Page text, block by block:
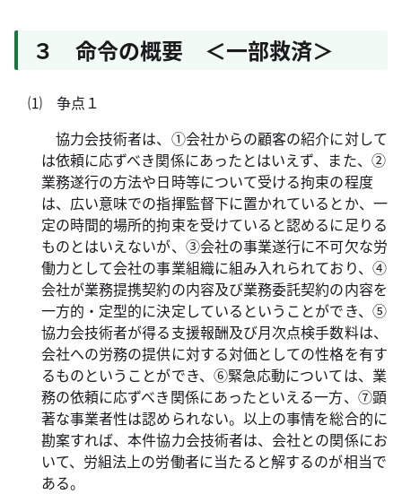
３ 命令の概要 ＜一部救済＞
⑴ 争点１
協力会技術者は、①会社からの顧客の紹介に対して
は依頼に応ずべき関係にあったとはいえず、また、②
業務遂行の方法や日時等について受ける拘束の程度
は、広い意味での指揮監督下に置かれているとか、一
定の時間的場所的拘束を受けていると認めるに足りる
ものとはいえないが、③会社の事業遂行に不可欠な労
働力として会社の事業組織に組み入れられており、④
会社が業務提携契約の内容及び業務委託契約の内容を
一方的・定型的に決定しているということができ、⑤
協力会技術者が得る支援報酬及び月次点検手数料は、
会社への労務の提供に対する対価としての性格を有す
るものということができ、⑥緊急応動については、業
務の依頼に応ずべき関係にあったといえる一方、⑦顕
著な事業者性は認められない。以上の事情を総合的に
勘案すれば、本件協力会技術者は、会社との関係にお
いて、労組法上の労働者に当たると解するのが相当で
ある。